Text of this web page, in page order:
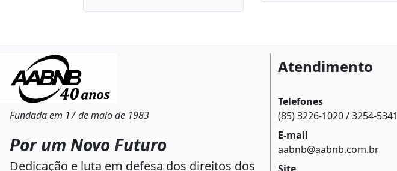
Fundada em 17 de maio de 1983
Por um Novo Futuro
Dedicação e luta em defesa dos direitos dos
Atendimento
Telefones
(85) 3226-1020 / 3254-5341
E-mail
aabnb@aabnb.com.br